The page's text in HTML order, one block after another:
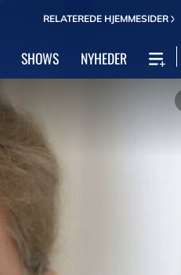
RELATEREDE HJEMMESIDER
SHOWS NYHEDER